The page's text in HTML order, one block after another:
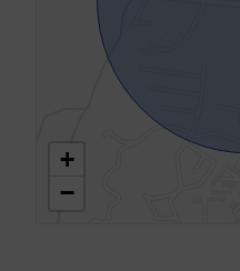
+
−